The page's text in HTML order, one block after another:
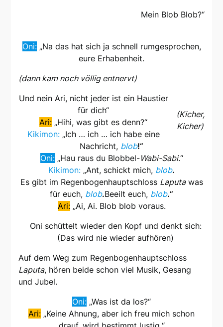
Mein Blob Blob?“
Oni:„Na das hat sich ja schnell rumgesprochen,
eure Erhabenheit.
(dann kam noch völlig entnervt)
(Kicher,
Kicher)
Und nein Ari, nicht jeder ist ein Haustier
für dich“
Ari: „Hihi, was gibt es denn?“
Kikimon:„Ich … ich … ich habe eine
Nachricht, blob!“
Oni:„Hau raus du Blobbel-Wabi-Sabi.“
Kikimon: „Ant, schickt mich, blob.
Es gibt im Regenbogenhauptschloss Laputawas
für euch, blob.Beeilt euch, blob.“
Ari:„Ai, Ai. Blob blob voraus.
Oni schüttelt wieder den Kopf und denkt sich:
(Das wird nie wieder aufhören)
Auf dem Weg zum Regenbogenhauptschloss
Laputa, hören beide schon viel Musik, Gesang
und Jubel.
Oni: „Was ist da los?“
Ari: „Keine Ahnung, aber ich freu mich schon